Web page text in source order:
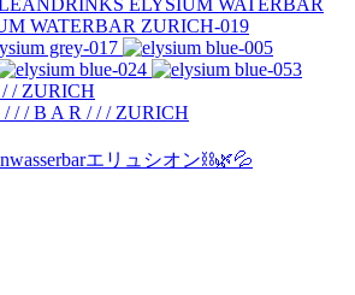
wasserbarエリュシオン⛓🌿💦